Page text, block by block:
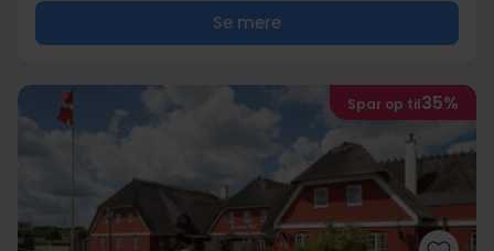
Se mere
Spar op til35%